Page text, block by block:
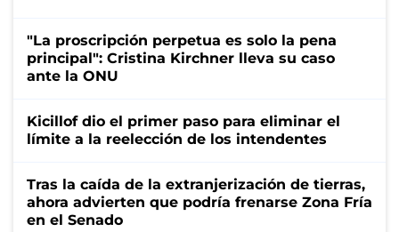
"La proscripción perpetua es solo la pena
principal": Cristina Kirchner lleva su caso
ante la ONU
Kicillof dio el primer paso para eliminar el
límite a la reelección de los intendentes
Tras la caída de la extranjerización de tierras,
ahora advierten que podría frenarse Zona Fría
en el Senado